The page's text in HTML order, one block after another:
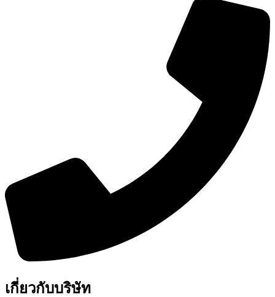
เกี่ยวกับบริษัท